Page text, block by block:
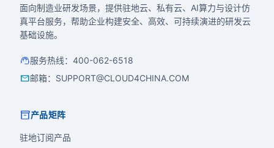
面向制造业研发场景，提供驻地云、私有云、AI算力与设计仿
真平台服务，帮助企业构建安全、高效、可持续演进的研发云
基础设施。
support_agent服务热线： 400-062-6518
mail邮箱： SUPPORT@CLOUD4CHINA.COM
inventory_2产品矩阵
驻地订阅产品